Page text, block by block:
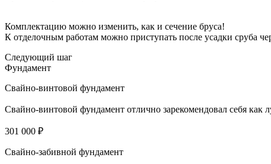
Комплектацию можно изменить, как и сечение бруса!
К отделочным работам можно приступать после усадки сруба
Следующий шаг
Фундамент
Свайно-винтовой фундамент
Свайно-винтовой фундамент отлично зарекомендовал себя как
301 000 ₽
Свайно-забивной фундамент